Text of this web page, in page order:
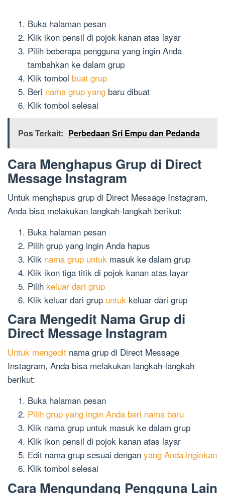
Buka halaman pesan
Klik ikon pensil di pojok kanan atas layar
Pilih beberapa pengguna yang ingin Anda
tambahkan ke dalam grup
Klik tombol buat grup
Beri nama grup yang baru dibuat
Klik tombol selesai
Pos Terkait: Perbedaan Sri Empu dan Pedanda
Cara Menghapus Grup di Direct
Message Instagram
Untuk menghapus grup di Direct Message Instagram,
Anda bisa melakukan langkah-langkah berikut:
Buka halaman pesan
Pilih grup yang ingin Anda hapus
Klik nama grup untuk masuk ke dalam grup
Klik ikon tiga titik di pojok kanan atas layar
Pilih keluar dari grup
Klik keluar dari grup untuk keluar dari grup
Cara Mengedit Nama Grup di
Direct Message Instagram
Untuk mengedit nama grup di Direct Message
Instagram, Anda bisa melakukan langkah-langkah
berikut:
Buka halaman pesan
Pilih grup yang ingin Anda beri nama baru
Klik nama grup untuk masuk ke dalam grup
Klik ikon pensil di pojok kanan atas layar
Edit nama grup sesuai dengan yang Anda inginkan
Klik tombol selesai
Cara Mengundang Pengguna Lain